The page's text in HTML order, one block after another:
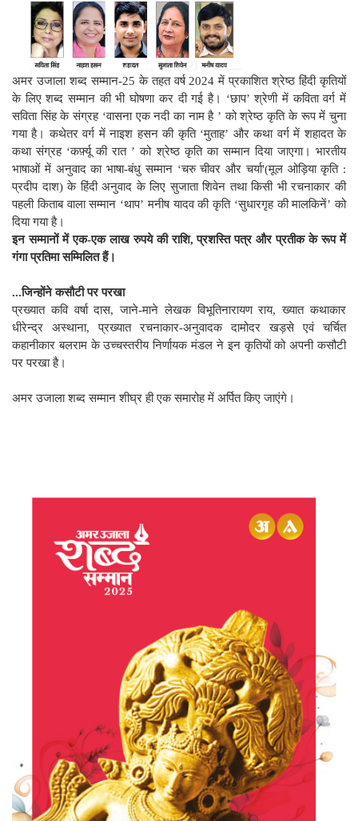
अमर उजाला शब्द सम्मान-25 के तहत वर्ष 2024 में प्रकाशित श्रेष्ठ हिंदी कृतियों
के लिए शब्द सम्मान की भी घोषणा कर दी गई है। ‘छाप’ श्रेणी में कविता वर्ग में
सविता सिंह के संग्रह ‘वासना एक नदी का नाम है ’ को श्रेष्ठ कृति के रूप में चुना
गया है। कथेतर वर्ग में नाइश हसन की कृति ‘मुताह’ और कथा वर्ग में शहादत के
कथा संग्रह ‘कर्फ़्यू की रात ’ को श्रेष्ठ कृति का सम्मान दिया जाएगा। भारतीय
भाषाओं में अनुवाद का भाषा-बंधु सम्मान ‘चरु चीवर और चर्या'(मूल ओड़िया कृति :
प्रदीप दाश) के हिंदी अनुवाद के लिए सुजाता शिवेन तथा किसी भी रचनाकार की
पहली किताब वाला सम्मान ‘थाप’ मनीष यादव की कृति ‘सुधारगृह की मालकिनें’ को
दिया गया है।
इन सम्मानों में एक-एक लाख रुपये की राशि, प्रशस्ति पत्र और प्रतीक के रूप में
गंगा प्रतिमा सम्मिलित हैं।
...जिन्होंने कसौटी पर परखा
प्रख्यात कवि वर्षा दास, जाने-माने लेखक विभूतिनारायण राय, ख्यात कथाकार
धीरेन्द्र अस्थाना, प्रख्यात रचनाकार-अनुवादक दामोदर खड़से एवं चर्चित
कहानीकार बलराम के उच्चस्तरीय निर्णायक मंडल ने इन कृतियों को अपनी कसौटी
पर परखा है।
अमर उजाला शब्द सम्मान शीघ्र ही एक समारोह में अर्पित किए जाएंगे।